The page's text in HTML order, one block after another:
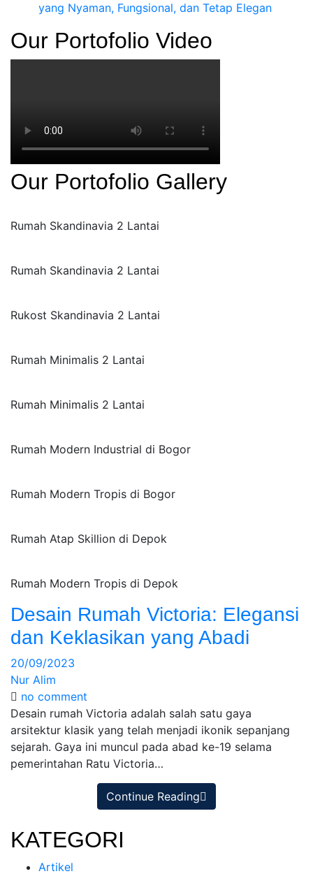
yang Nyaman, Fungsional, dan Tetap Elegan
Our Portofolio Video
Our Portofolio Gallery
Rumah Skandinavia 2 Lantai
Rumah Skandinavia 2 Lantai
Rukost Skandinavia 2 Lantai
Rumah Minimalis 2 Lantai
Rumah Minimalis 2 Lantai
Rumah Modern Industrial di Bogor
Rumah Modern Tropis di Bogor
Rumah Atap Skillion di Depok
Rumah Modern Tropis di Depok
Desain Rumah Victoria: Elegansi
dan Keklasikan yang Abadi
20/09/2023
Nur Alim
no comment
Desain rumah Victoria adalah salah satu gaya
arsitektur klasik yang telah menjadi ikonik sepanjang
sejarah. Gaya ini muncul pada abad ke-19 selama
pemerintahan Ratu Victoria…
Continue Reading
KATEGORI
Artikel